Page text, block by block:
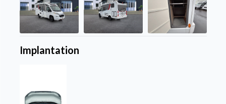
Implantation